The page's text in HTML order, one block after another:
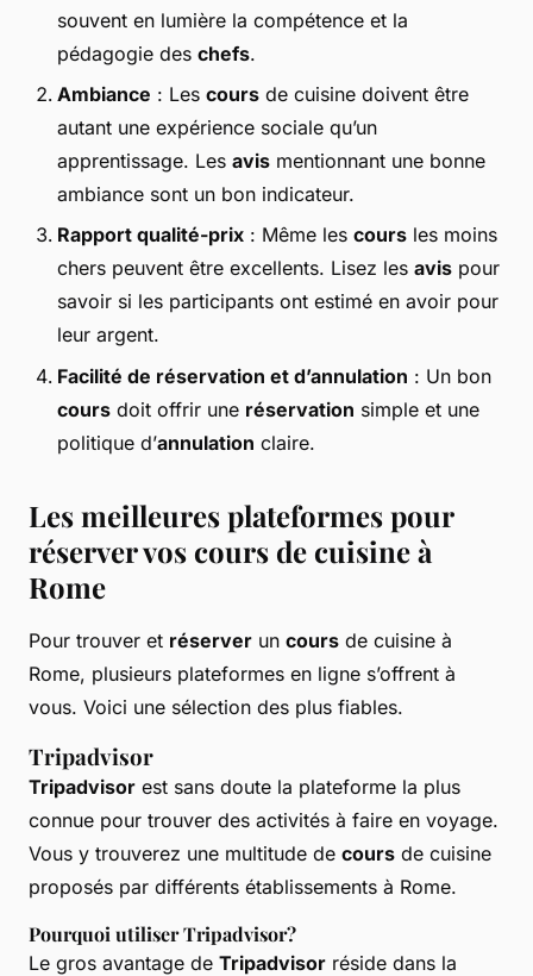
souvent en lumière la compétence et la
pédagogie des chefs.
Ambiance : Les cours de cuisine doivent être
autant une expérience sociale qu’un
apprentissage. Les avis mentionnant une bonne
ambiance sont un bon indicateur.
Rapport qualité-prix : Même les cours les moins
chers peuvent être excellents. Lisez les avis pour
savoir si les participants ont estimé en avoir pour
leur argent.
Facilité de réservation et d’annulation : Un bon
cours doit offrir une réservation simple et une
politique d’annulation claire.
Les meilleures plateformes pour
réserver vos cours de cuisine à
Rome
Pour trouver et réserver un cours de cuisine à
Rome, plusieurs plateformes en ligne s’offrent à
vous. Voici une sélection des plus fiables.
Tripadvisor
Tripadvisor est sans doute la plateforme la plus
connue pour trouver des activités à faire en voyage.
Vous y trouverez une multitude de cours de cuisine
proposés par différents établissements à Rome.
Pourquoi utiliser Tripadvisor?
Le gros avantage de Tripadvisor réside dans la